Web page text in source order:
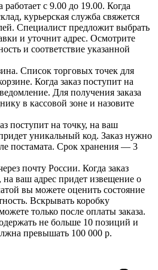
работает с 9.00 до 19.00. Когда
курьерская служба свяжется
Специалист предложит выбрать
и уточнит адрес. Осмотрите
и соответствие указанной
Список торговых точек для
Когда заказ поступит на
Для получения заказа
в кассовой зоне и назовите
поступит на точку, на ваш
уникальный код. Заказ нужно
постамата. Срок хранения — 3
почту России. Когда заказ
на ваш адрес придет извещение о
вы можете оценить состояние
Вскрывать коробку
только после оплаты заказа.
не больше 10 позиций и
превышать 100 000 р.